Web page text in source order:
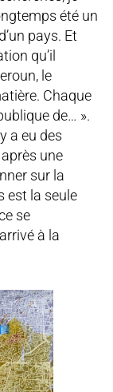
été un
pays. Et
qu’il
le
Chaque
de… ».
a eu des
une
sur la
est la seule
se
à la